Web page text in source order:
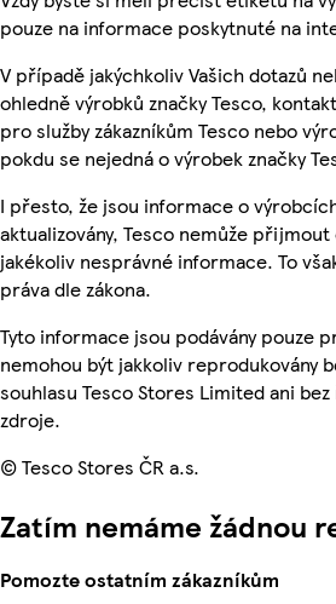
pouze na informace poskytnuté na
V případě jakýchkoliv Vašich dotazů
ohledně výrobků značky Tesco,
pro služby zákazníkům Tesco nebo
pokdu se nejedná o výrobek značky
I přesto, že jsou informace o
aktualizovány, Tesco nemůže
jakékoliv nesprávné informace. To
práva dle zákona.
Tyto informace jsou podávány pouze
nemohou být jakkoliv reprodukovány
souhlasu Tesco Stores Limited ani
zdroje.
© Tesco Stores ČR a.s.
Zatím nemáme žádnou
Pomozte ostatním zákazníkům